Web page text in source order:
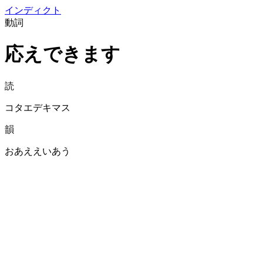
インディクト
動詞
応えできます
読
コタエデキマス
韻
おあええいあう